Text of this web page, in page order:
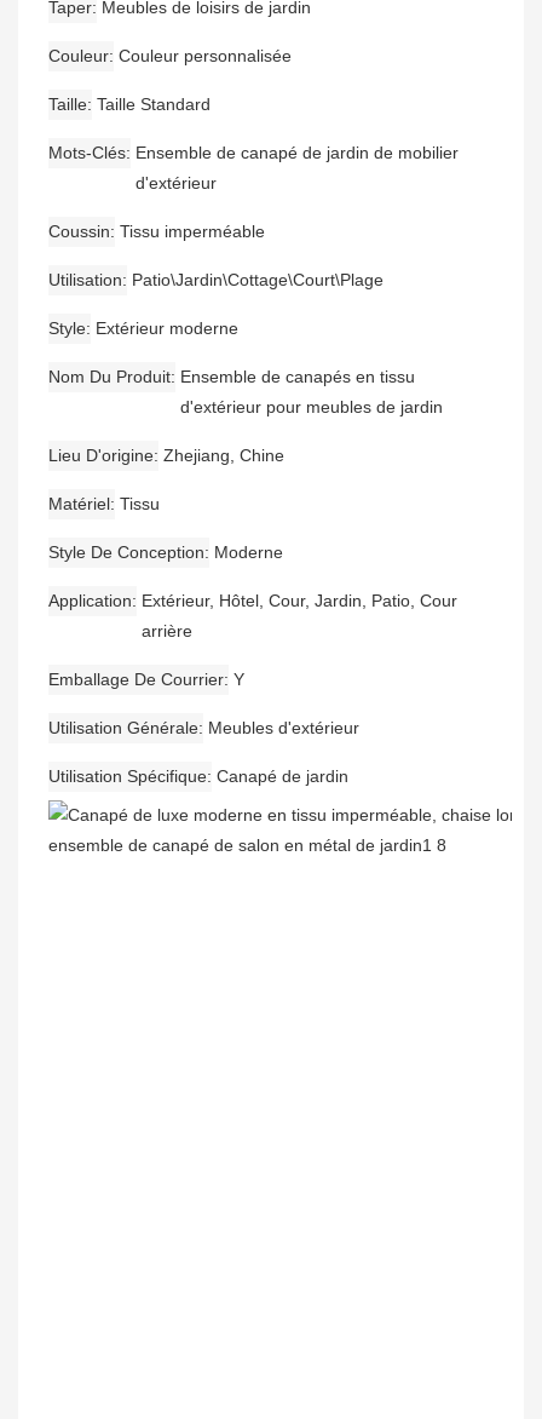
Taper Meubles de loisirs de jardin
Couleur Couleur personnalisée
Taille Taille Standard
Mots-Clés Ensemble de canapé de jardin de mobilier
d'extérieur
Coussin Tissu imperméable
Utilisation Patio\Jardin\Cottage\Court\Plage
Style Extérieur moderne
Nom Du Produit Ensemble de canapés en tissu
d'extérieur pour meubles de jardin
Lieu D'origine Zhejiang, Chine
Matériel Tissu
Style De Conception Moderne
Application
Extérieur, Hôtel, Cour, Jardin, Patio, Cour
arrière
Emballage De Courrier Y
Utilisation Générale Meubles d'extérieur
Utilisation Spécifique Canapé de jardin